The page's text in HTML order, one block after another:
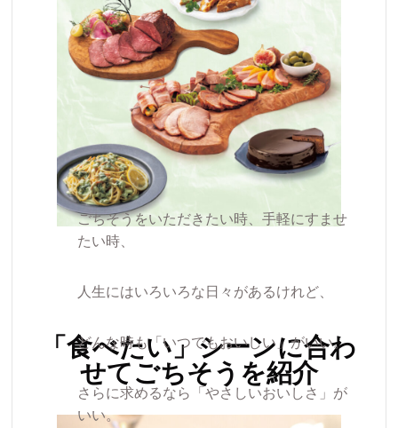
ごちそうをいただきたい時、手軽にすませ
たい時、
人生にはいろいろな日々があるけれど、
どんな時も「いつでもおいしい」がいい。
さらに求めるなら「やさしいおいしさ」が
いい。
「食べたい」シーンに合わ
せてごちそうを紹介